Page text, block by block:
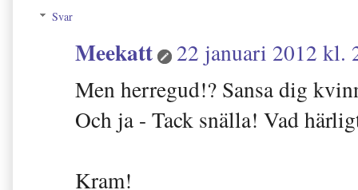
Svar
Meekatt
22 januari 2012 kl.
Men herregud!? Sansa dig
Och ja - Tack snälla! Vad
Kram!